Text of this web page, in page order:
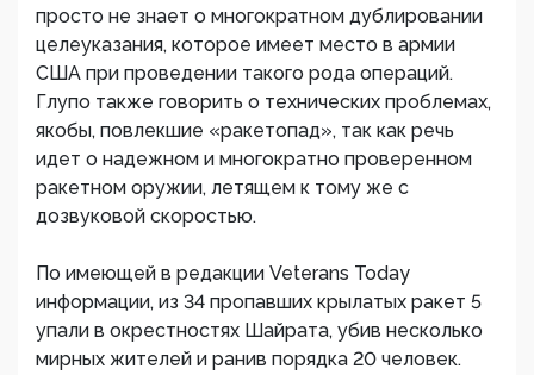
просто не знает о многократном дублировании
целеуказания, которое имеет место в армии
США при проведении такого рода операций.
Глупо также говорить о технических проблемах,
якобы, повлекшие «ракетопад», так как речь
идет о надежном и многократно проверенном
ракетном оружии, летящем к тому же с
дозвуковой скоростью.
По имеющей в редакции Veterans Today
информации, из 34 пропавших крылатых ракет 5
упали в окрестностях Шайрата, убив несколько
мирных жителей и ранив порядка 20 человек.